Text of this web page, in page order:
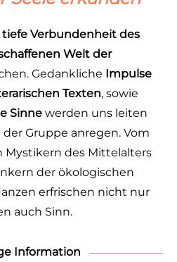
tiefe Verbundenheit des
Welt der
Gedankliche Impulse
Texten, sowie
Sinne werden uns leiten
Gruppe anregen. Vom
Mystikern des Mittelalters
der ökologischen
erfrischen nicht nur
auch Sinn.
Information